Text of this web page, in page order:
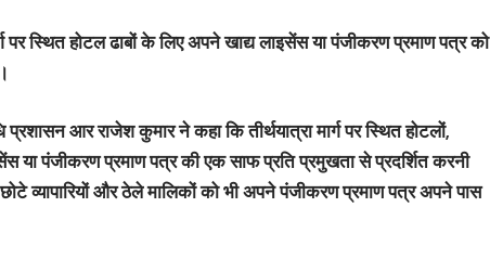
पर स्थित होटल ढाबों के लिए अपने खाद्य लाइसेंस या पंजीकरण प्रमाण पत्र को
आर राजेश कुमार ने कहा कि तीर्थयात्रा मार्ग पर स्थित होटलों,
या पंजीकरण प्रमाण पत्र की एक साफ प्रति प्रमुखता से प्रदर्शित करनी
व्यापारियों और ठेले मालिकों को भी अपने पंजीकरण प्रमाण पत्र अपने पास